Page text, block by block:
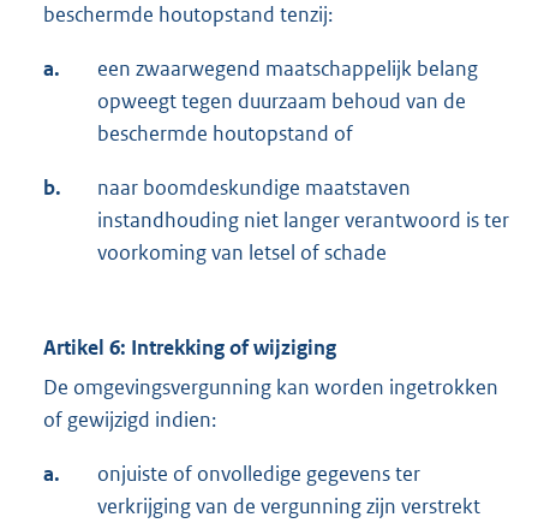
beschermde houtopstand tenzij:
a.
een zwaarwegend maatschappelijk belang
opweegt tegen duurzaam behoud van de
beschermde houtopstand of
b.
naar boomdeskundige maatstaven
instandhouding niet langer verantwoord is ter
voorkoming van letsel of schade
Artikel 6: Intrekking of wijziging
De omgevingsvergunning kan worden ingetrokken
of gewijzigd indien:
a.
onjuiste of onvolledige gegevens ter
verkrijging van de vergunning zijn verstrekt